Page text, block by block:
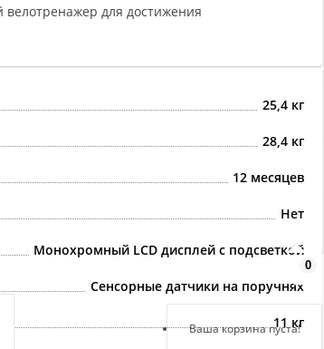
войдите в кабинет
Регистрация
0
Ваша корзина пуста!
велотренажер для достижения
25,4 кг
28,4 кг
12 месяцев
Нет
Монохромный LCD дисплей с подсветкой
Сенсорные датчики на поручнях
11 кг